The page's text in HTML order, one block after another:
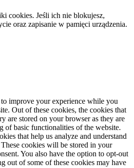
cookies. Jeśli ich nie blokujesz,
oraz zapisanie w pamięci urządzenia.
improve your experience while you
Out of these cookies, the cookies that
are stored on your browser as they are
of basic functionalities of the website.
that help us analyze and understand
cookies will be stored in your
You also have the option to opt-out
out of some of these cookies may have